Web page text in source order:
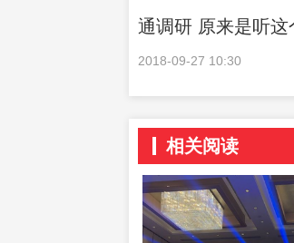
通调研 原来是听这
2018-09-27 10:30
相关阅读